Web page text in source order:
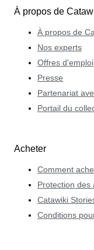
À propos de
À propos de
Nos experts
Offres d'emploi
Presse
Partenariat
Portail du
Acheter
Comment
Protection des
Catawiki
Conditions